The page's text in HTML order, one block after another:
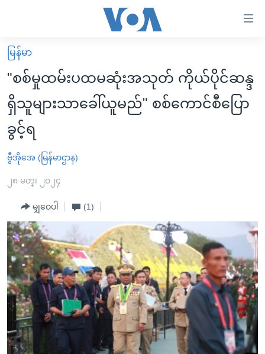
လွယ်ကူ
စေ
သည့်
Link
များ
ပင်မ
သို့
ကျော်
ကြည့်
ရန်
ပင်မ
အ
ညွန်း
စာမျက်နှာ
ကျော်
ကြည့်
မူလစာမျက်နှာ
မြန်မာ
ကမ္ဘာ့သတင်းများ
နိုင်ငံတကာ
အစ္စရေး-ပါလက်စတိုင်း
ဗွီဒီယို
အင်္ဂလိပ်စာလေ့လာမယ်
အမေရိကန်သုံးအီဒီယံ
မကြေးမုံရဲ့ အင်္ဂလိပ်စာ
ရုပ်ရှင်ထဲက အင်္ဂလိပ်စာ
သုတပဒေသာ အင်္ဂလိပ်စာ
အပတ်စဉ်ကဏ္ဍများ
ရေဒီယို
တီဗွီ
ရေဒီယိုနှင့်ရုပ်သံ အချက်အလက်များ
ရေဒီယို/တီဗွီအစီအစဉ်
Learning English
ဗွီအိုအေ လူမှုကွန်ယက်များ
မြန်မာ
"စစ်မှုထမ်းပထမဆုံးအသုတ် ကိုယ်ပိုင်ဆန္ဒ
ရှိသူများသာခေါ်ယူမည်" စစ်ကောင်စီပြော
ခွင့်ရ
ဗွီအိုအေ (မြန်မာဌာန)
၂၈ မတ္၊ ၂၀၂၄
မျှဝေပါ (1)